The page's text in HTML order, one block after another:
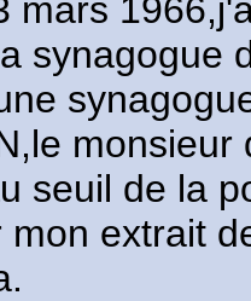
mars
synagogue
seuil de la
mon extrait